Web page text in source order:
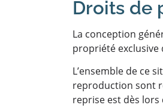
Droits de
La conception
propriété exclusive
L’ensemble de ce
reproduction sont
reprise est dès lors